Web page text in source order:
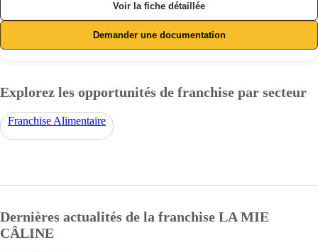
Voir la fiche détaillée
Demander une documentation
Explorez les opportunités de franchise par secteur
Franchise Alimentaire
Dernières actualités de la franchise LA MIE
CÂLINE